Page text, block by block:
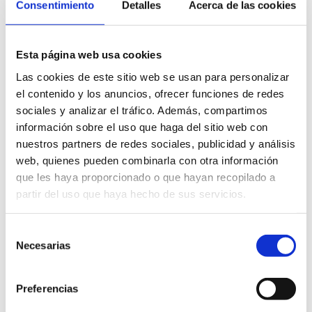
Consentimiento Detalles Acerca de las cookies
Esta página web usa cookies
Las cookies de este sitio web se usan para personalizar
el contenido y los anuncios, ofrecer funciones de redes
sociales y analizar el tráfico. Además, compartimos
información sobre el uso que haga del sitio web con
nuestros partners de redes sociales, publicidad y análisis
web, quienes pueden combinarla con otra información
que les haya proporcionado o que hayan recopilado a
partir del uso que haya hecho de sus servicios.
Necesarias
Preferencias
l’Alcora, el restaurante Julen de Oropesa del Mar. Y la
‘foodtruck’ Porcellet de Traiguera.
Festival con proyección de futuro
Tras el cierre de esta edición, la máxima representante de la
institución provincial ha afirmado que, “el Festival Gastronómico
Castelló Ruta de Sabor ya es un eslabón más dentro de la
estrategia de la Diputación de Castellón para llevar a la
provincia a la cuna gastronómica”.
Ese éxito cosechado este fin de semana afianza un festival con
proyección para ser un gran escaparate para la gastronomía de
anunció la presidenta, Alcalà-Alcossebre será la sede del tercer
Festival Gastronómico Castelló Ruta de Sabor.
La marca Castelló Ruta de Sabor es una apuesta firme y
decidida de esta administración del gobierno provincial por